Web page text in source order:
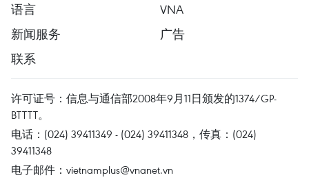
语言
VNA
新闻服务
广告
联系
许可证号：信息与通信部2008年9月11日颁发的1374/GP-
BTTTT。
电话：(024) 39411349 - (024) 39411348，传真：(024)
39411348
电子邮件： vietnamplus@vnanet.vn